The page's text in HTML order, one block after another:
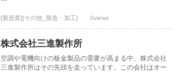
[製造業][その他_製造・加工] 0views
株式会社三進製作所
空調や電機向けの板金製品の需要が高まる中、株式会社
三進製作所はその先頭を走っています。この会社はオー